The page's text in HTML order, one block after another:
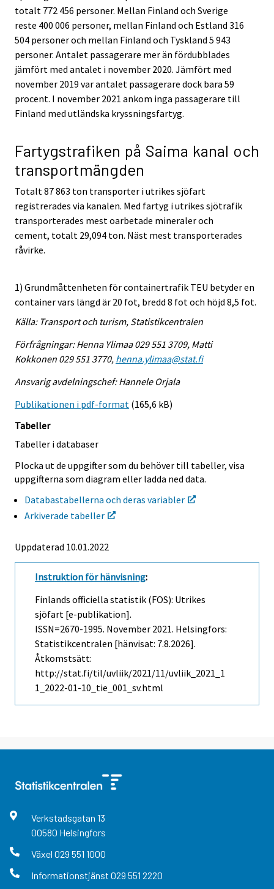
totalt 772 456 personer. Mellan Finland och Sverige
reste 400 006 personer, mellan Finland och Estland 316
504 personer och mellan Finland och Tyskland 5 943
personer. Antalet passagerare mer än fördubblades
jämfört med antalet i november 2020. Jämfört med
november 2019 var antalet passagerare dock bara 59
procent. I november 2021 ankom inga passagerare till
Finland med utländska kryssningsfartyg.
Fartygstrafiken på Saima kanal och
transportmängden
Totalt 87 863 ton transporter i utrikes sjöfart
registrerades via kanalen. Med fartyg i utrikes sjötrafik
transporterades mest oarbetade mineraler och
cement, totalt 29,094 ton. Näst mest transporterades
råvirke.
1) Grundmåttenheten för containertrafik TEU betyder en
container vars längd är 20 fot, bredd 8 fot och höjd 8,5 fot.
Källa: Transport och turism, Statistikcentralen
Förfrågningar: Henna Ylimaa 029 551 3709, Matti
Kokkonen 029 551 3770, henna.ylimaa@stat.fi
Ansvarig avdelningschef: Hannele Orjala
Publikationen i pdf-format (165,6 kB)
Tabeller
Tabeller i databaser
Plocka ut de uppgifter som du behöver till tabeller, visa
uppgifterna som diagram eller ladda ned data.
Databastabellerna och deras variabler
Arkiverade tabeller
Uppdaterad 10.01.2022
Instruktion för hänvisning:
Finlands officiella statistik (FOS): Utrikes
sjöfart [e-publikation].
ISSN=2670-1995. November 2021. Helsingfors:
Statistikcentralen [hänvisat: 7.8.2026].
Åtkomstsätt:
http://stat.fi/til/uvliik/2021/11/uvliik_2021_1
1_2022-01-10_tie_001_sv.html
Verkstadsgatan 13
00580 Helsingfors
Växel 029 551 1000
Informationstjänst 029 551 2220